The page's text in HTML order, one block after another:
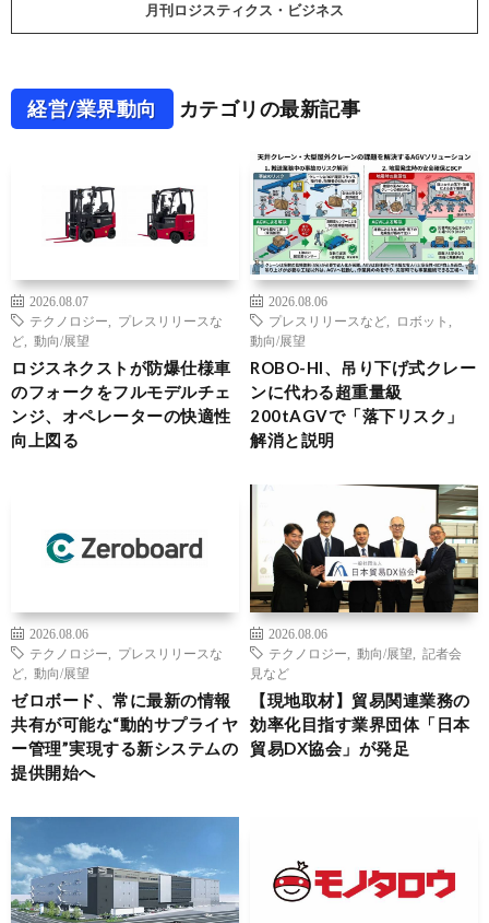
月刊ロジスティクス・ビジネス
経営/業界動向 カテゴリの最新記事
2026.08.07
テクノロジー
プレスリリースな
ど
動向/展望
ロジスネクストが防爆仕様車
のフォークをフルモデルチェ
ンジ、オペレーターの快適性
向上図る
2026.08.06
プレスリリースなど
ロボット
動向/展望
ROBO-HI、吊り下げ式クレー
ンに代わる超重量級
200tAGVで「落下リスク」
解消と説明
2026.08.06
テクノロジー
プレスリリースな
ど
動向/展望
ゼロボード、常に最新の情報
共有が可能な“動的サプライヤ
ー管理”実現する新システムの
提供開始へ
2026.08.06
テクノロジー
動向/展望
記者会
見など
【現地取材】貿易関連業務の
効率化目指す業界団体「日本
貿易DX協会」が発足